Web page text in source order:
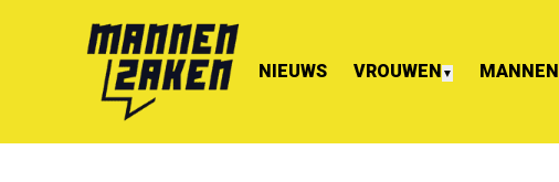
NIEUWS VROUWEN ▼ MANNEN